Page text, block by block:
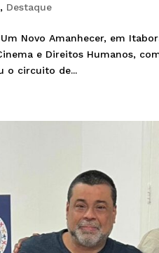
, Destaque
Novo Amanhecer, em
e Direitos Humanos,
o circuito de...